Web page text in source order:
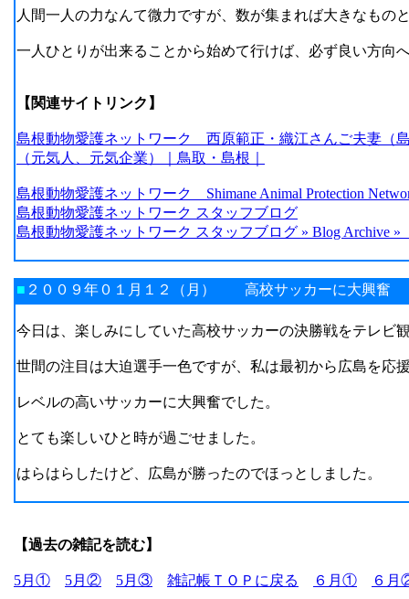
人間一人の力なんて微力ですが、数が集まれば大きなもの
一人ひとりが出来ることから始めて行けば、必ず良い方向
【関連サイトリンク】
島根動物愛護ネットワーク 西原範正・織江さんご夫妻（
（元気人、元気企業）｜鳥取・島根｜
島根動物愛護ネットワーク Shimane Animal Protection
島根動物愛護ネットワーク スタッフブログ
島根動物愛護ネットワーク スタッフブログ » Blog Archive
■ ２００９年０１月１２（月） 高校サッカーに大興奮
今日は、楽しみにしていた高校サッカーの決勝戦をテレビ
世間の注目は大迫選手一色ですが、私は最初から広島を応
レベルの高いサッカーに大興奮でした。
とても楽しいひと時が過ごせました。
はらはらしたけど、広島が勝ったのでほっとしました。
【過去の雑記を読む】
5月① 5月② 5月③ 雑記帳ＴＯＰに戻る ６月① ６